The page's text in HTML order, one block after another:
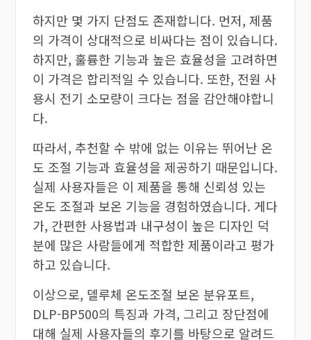
하지만 몇 가지 단점도 존재합니다. 먼저, 제품
의 가격이 상대적으로 비싸다는 점이 있습니다.
하지만, 훌륭한 기능과 높은 효율성을 고려하면
이 가격은 합리적일 수 있습니다. 또한, 전원 사
용시 전기 소모량이 크다는 점을 감안해야합니
다.
따라서, 추천할 수 밖에 없는 이유는 뛰어난 온
도 조절 기능과 효율성을 제공하기 때문입니다.
실제 사용자들은 이 제품을 통해 신뢰성 있는
온도 조절과 보온 기능을 경험하였습니다. 게다
가, 간편한 사용법과 내구성이 높은 디자인 덕
분에 많은 사람들에게 적합한 제품이라고 평가
하고 있습니다.
이상으로, 델루체 온도조절 보온 분유포트,
DLP-BP500의 특징과 가격, 그리고 장단점에
대해 실제 사용자들의 후기를 바탕으로 알려드